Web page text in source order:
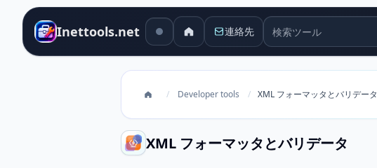
Inettools.net 連絡先 検索ツール
/ Developer tools / XML フォーマッタとバリデータ
XML フォーマッタとバリデータ